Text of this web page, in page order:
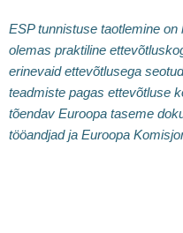
ESP tunnistuse taotlemine
olemas praktiline
erinevaid ettevõtlusega
teadmiste pagas ettevõtluse
tõendav Euroopa taseme
tööandjad ja Euroopa